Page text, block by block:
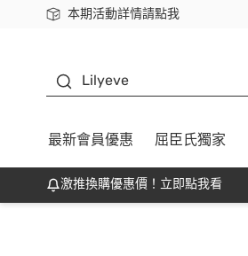
本期活動詳情請點我
下載app最高回饋$350
Lilyeve
最新會員優惠 屈臣氏獨家
激推換購優惠價！立即點我看